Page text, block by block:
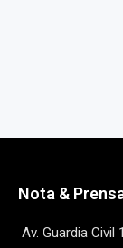
Nota &
Av. Guardia Civil